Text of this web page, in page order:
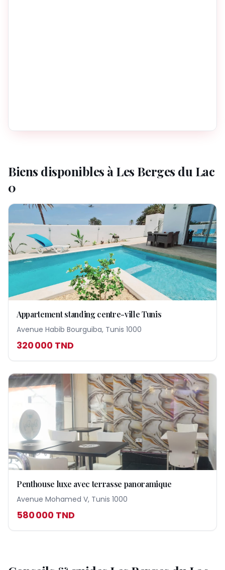
Biens disponibles à Les Berges du Lac
0
Appartement standing centre-ville Tunis
Avenue Habib Bourguiba, Tunis 1000
320 000 TND
Penthouse luxe avec terrasse panoramique
Avenue Mohamed V, Tunis 1000
580 000 TND